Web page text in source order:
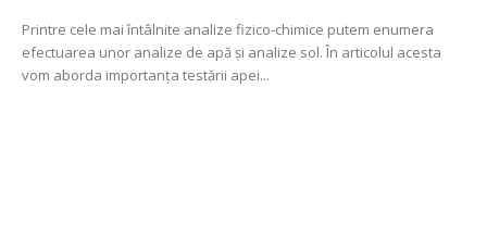
Printre cele mai întâlnite analize fizico-chimice putem enumera
efectuarea unor analize de apă și analize sol. În articolul acesta
vom aborda importanța testării apei...